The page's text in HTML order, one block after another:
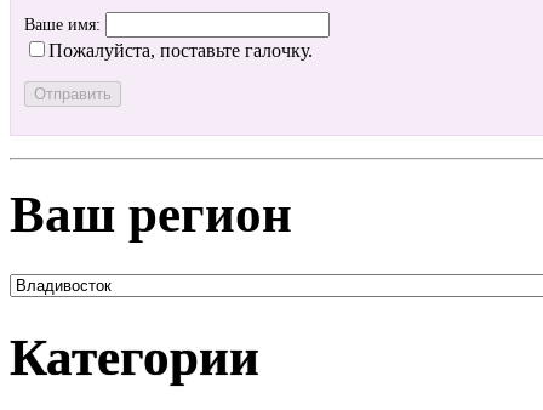
Ваше имя:
Пожалуйста, поставьте галочку.
Ваш регион
Категории